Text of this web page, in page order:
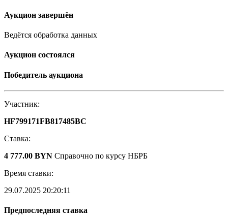
Аукцион завершён
Ведётся обработка данных
Аукцион состоялся
Победитель аукциона
Участник:
HF799171FB817485BC
Ставка:
4 777.00 BYN Справочно по курсу НБРБ
Время ставки:
29.07.2025 20:20:11
Предпоследняя ставка